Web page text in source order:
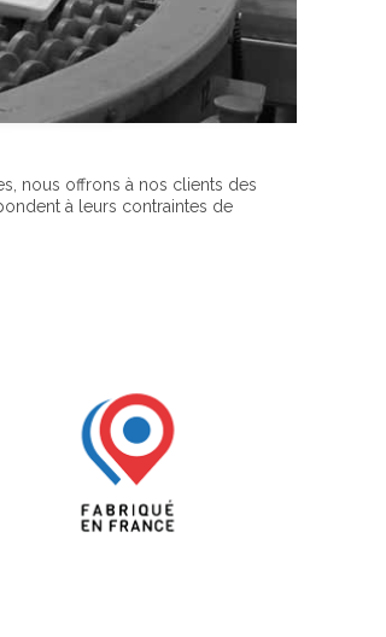
nous offrons à nos clients des
à leurs contraintes de